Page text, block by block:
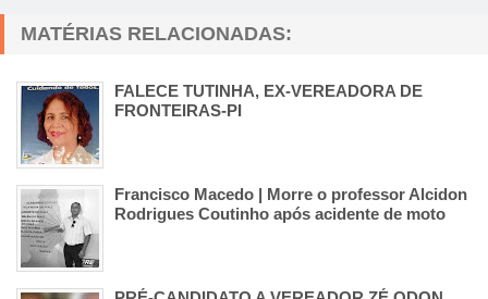
MATÉRIAS RELACIONADAS:
FALECE TUTINHA, EX-VEREADORA DE
FRONTEIRAS-PI
Francisco Macedo | Morre o professor Alcidon
Rodrigues Coutinho após acidente de moto